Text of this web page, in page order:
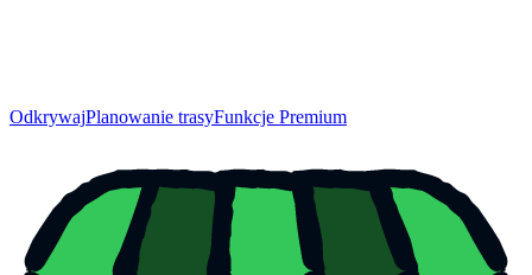
OdkrywajPlanowanie trasyFunkcje Premium